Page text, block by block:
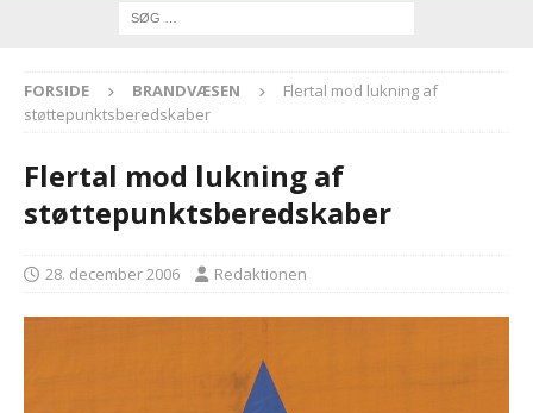
FORSIDE BRANDVÆSEN
Flertal mod lukning af
støttepunktsberedskaber
Flertal mod lukning af
støttepunktsberedskaber
28. december 2006 Redaktionen